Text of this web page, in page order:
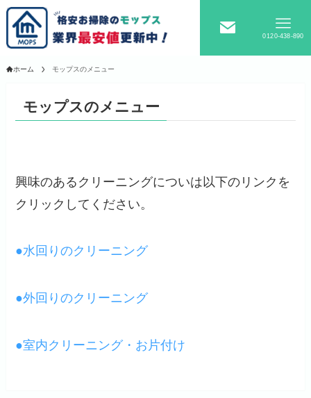
0120-438-890
ホーム モップスのメニュー
モップスのメニュー
興味のあるクリーニングについは以下のリンクを
クリックしてください。
●水回りのクリーニング
●外回りのクリーニング
●室内クリーニング・お片付け